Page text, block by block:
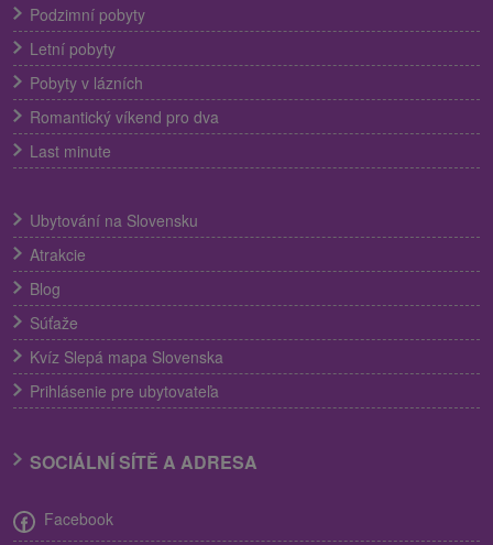
Podzimní pobyty
Letní pobyty
Pobyty v lázních
Romantický víkend pro dva
Last minute
Ubytování na Slovensku
Atrakcie
Blog
Súťaže
Kvíz Slepá mapa Slovenska
Prihlásenie pre ubytovateľa
SOCIÁLNÍ SÍTĚ A ADRESA
Facebook